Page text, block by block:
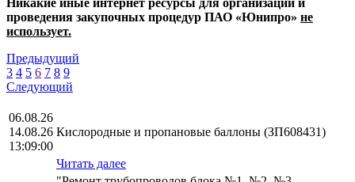
Никакие иные интернет ресурсы для организации и
проведения закупочных процедур ПАО «Юнипро» не
использует.
Предыдущий
3 4 5 6 7 8 9
Следующий
06.08.26
14.08.26
13:09:00
Кислородные и пропановые баллоны (ЗП608431)
Читать далее